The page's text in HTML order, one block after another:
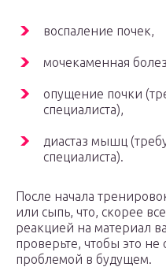
воспаление почек,
мочекаменная
опущение почки
специалиста),
диастаз мышц
специалиста).
После начала
или сыпь, что, скорее
реакцией на материал
проверьте, чтобы это
проблемой в будущем.